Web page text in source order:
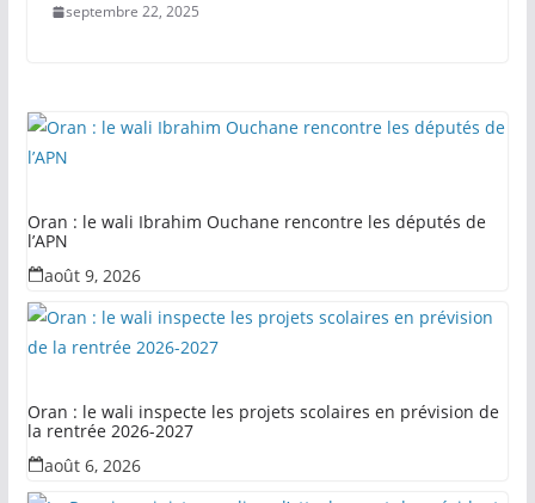
septembre 22, 2025
Oran : le wali Ibrahim Ouchane rencontre les députés de
l’APN
août 9, 2026
Oran : le wali inspecte les projets scolaires en prévision de
la rentrée 2026-2027
août 6, 2026